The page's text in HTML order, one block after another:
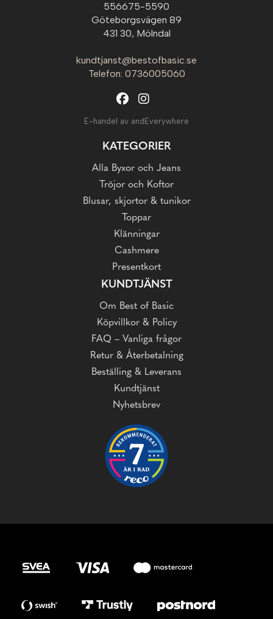
556675-5590
Göteborgsvägen 89
431 30, Mölndal
kundtjanst@bestofbasic.se
Telefon: 0736005060
E-handel av andEverywhere
KATEGORIER
Alla Byxor och Jeans
Tröjor och Koftor
Blusar, skjortor & tunikor
Toppar
Klänningar
Cashmere
Presentkort
KUNDTJÄNST
Om Best of Basic
Köpvillkor & Policy
FAQ – Vanliga frågor
Retur & Återbetalning
Beställing & Leverans
Kundtjänst
Nyhetsbrev